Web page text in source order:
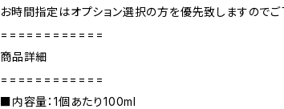
お時間指定はオプション選択の方を優先致しますのでご
============
商品詳細
============
■内容量：1個あたり100ml